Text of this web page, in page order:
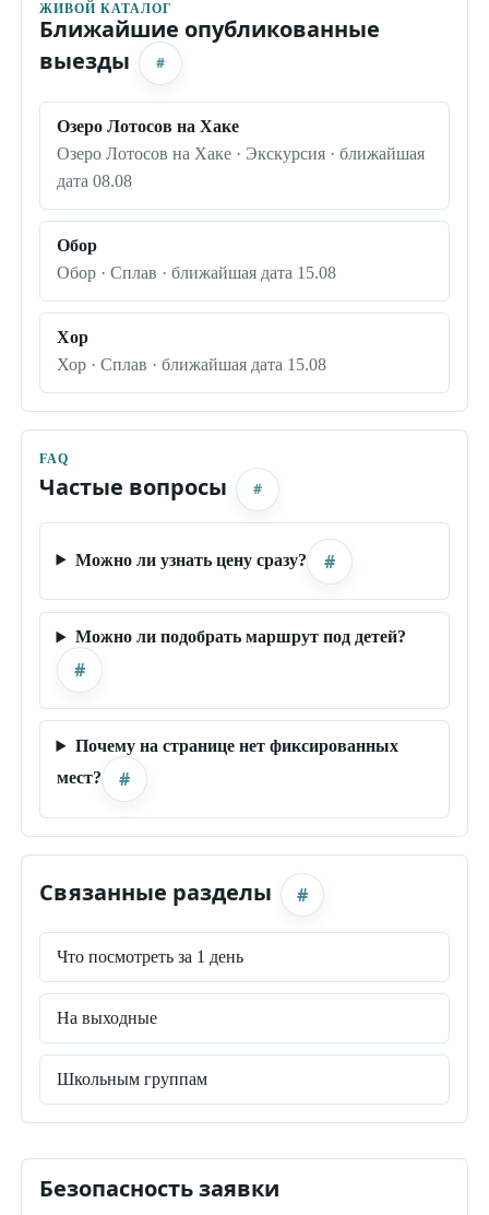
ЖИВОЙ КАТАЛОГ
Ближайшие опубликованные
выезды
#
Озеро Лотосов на Хаке
Озеро Лотосов на Хаке · Экскурсия · ближайшая
дата 08.08
Обор
Обор · Сплав · ближайшая дата 15.08
Хор
Хор · Сплав · ближайшая дата 15.08
FAQ
Частые вопросы #
Можно ли узнать цену сразу? #
Можно ли подобрать маршрут под детей?
#
Почему на странице нет фиксированных
мест?
#
Связанные разделы #
Что посмотреть за 1 день
На выходные
Школьным группам
Безопасность заявки